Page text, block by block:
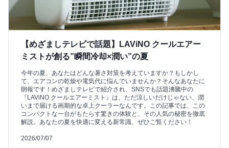
【めざましテレビで話題】LAViNO クールエアー
ミストが創る”瞬間冷却×潤い”の夏
今年の夏、あなたはどんな暑さ対策を考えていますか？もしかし
て、エアコンの乾燥や電気代に悩んでいませんか？そんなあなたに
朗報です！めざましテレビで紹介され、SNSでも話題沸騰中の
『LAViNO クールエアーミスト』は、ただ涼しいだけじゃない、潤
いまで届ける画期的な卓上クーラーなんです。この記事では、この
コンパクトな一台がもたらす驚きの体験と、その人気の秘密を徹底
解説。あなたの夏を快適に変える新常識、ぜひご覧ください！
2026/07/07